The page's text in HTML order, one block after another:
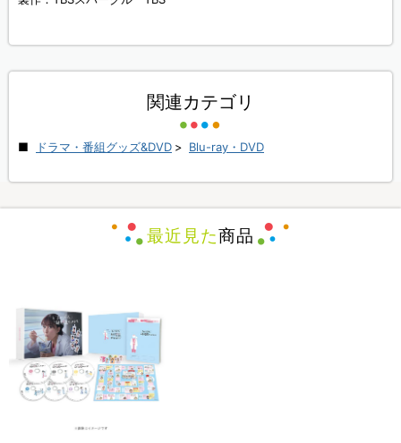
関連カテゴリ
ドラマ・番組グッズ&DVD > Blu-ray・DVD
最近見た商品